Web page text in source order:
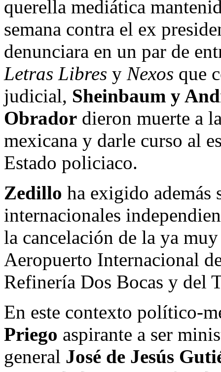
querella mediática
semana contra el ex
denunciara en un par de
Letras Libres y Nexos que
judicial, Sheinbaum y
Obrador dieron muerte a
mexicana y darle curso al
Estado policiaco.
Zedillo ha exigido además
internacionales
la cancelación de la ya
Aeropuerto Internacional
Refinería Dos Bocas y del
En este contexto político-
Priego aspirante a ser
general José de Jesús